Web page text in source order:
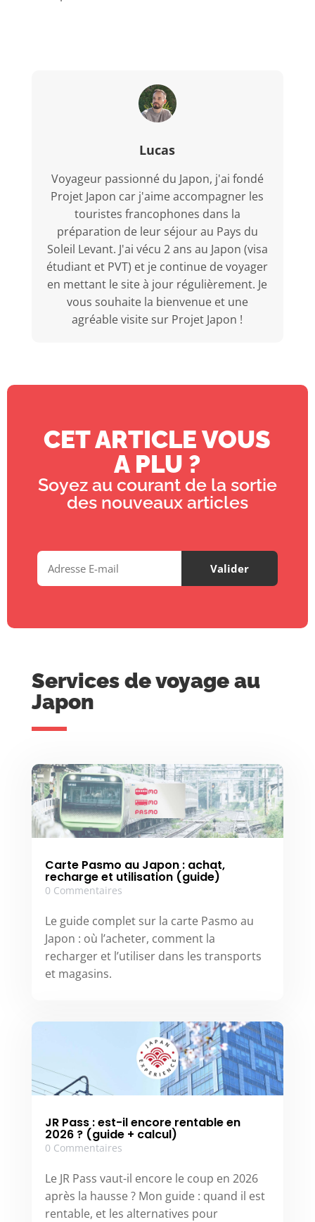
Lucas
Voyageur passionné du Japon, j'ai fondé
Projet Japon car j'aime accompagner les
touristes francophones dans la
préparation de leur séjour au Pays du
Soleil Levant. J'ai vécu 2 ans au Japon (visa
étudiant et PVT) et je continue de voyager
en mettant le site à jour régulièrement. Je
vous souhaite la bienvenue et une
agréable visite sur Projet Japon !
CET ARTICLE VOUS
A PLU ?
Soyez au courant de la sortie
des nouveaux articles
Services de voyage au
Japon
Carte Pasmo au Japon : achat,
recharge et utilisation (guide)
0 Commentaires
Le guide complet sur la carte Pasmo au
Japon : où l’acheter, comment la
recharger et l’utiliser dans les transports
et magasins.
JR Pass : est-il encore rentable en
2026 ? (guide + calcul)
0 Commentaires
Le JR Pass vaut-il encore le coup en 2026
après la hausse ? Mon guide : quand il est
rentable, et les alternatives pour